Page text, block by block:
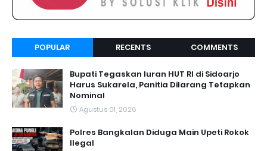
POPULAR RECENTS COMMENTS
Bupati Tegaskan Iuran HUT RI di Sidoarjo
Harus Sukarela, Panitia Dilarang Tetapkan
Nominal
Agustus 01, 2026
Polres Bangkalan Diduga Main Upeti Rokok
Ilegal